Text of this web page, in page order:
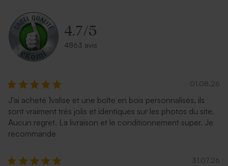
4.7/5
4863 avis
01.08.26
J'ai acheté 1valise et une boîte en bois personnalisés, ils
sont vraiment très jolis et identiques sur les photos du site.
Aucun regret. La livraison et le conditionnement super. Je
recommande
31.07.26